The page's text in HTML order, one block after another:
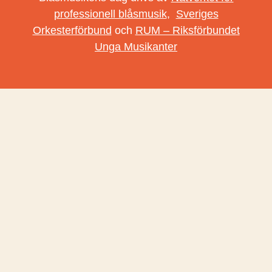
professionell blåsmusik, Sveriges
Orkesterförbund och RUM – Riksförbundet
Unga Musikanter